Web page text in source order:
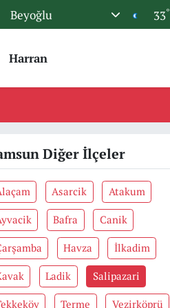
Beyoğlu 33°
Harran
Diğer İlçeler
Asarcik Atakum
Bafra Canik
Havza İlkadim
Ladik Salipazari
Terme Vezirköprü